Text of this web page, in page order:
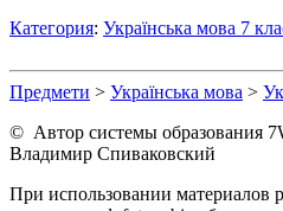
Категория: Українська мова 7
Предмети > Українська мова >
© Автор системы образования
Владимир Спиваковский
При использовании материалов